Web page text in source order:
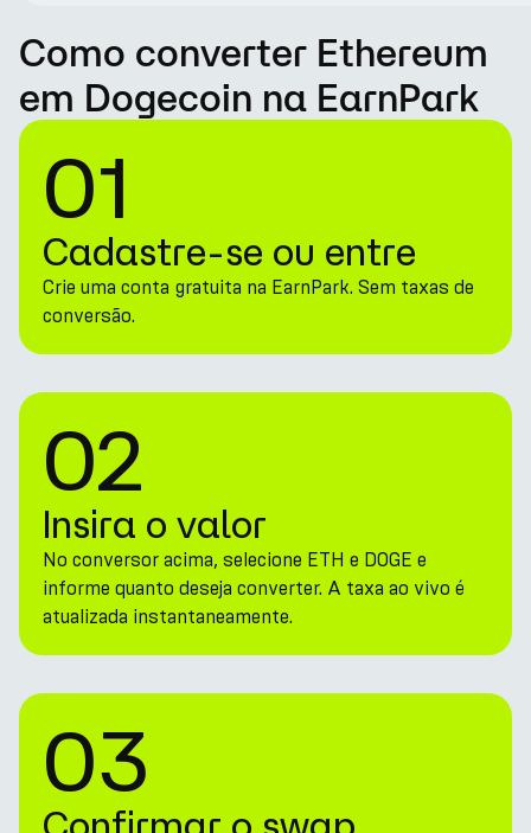
Como converter Ethereum
em Dogecoin na EarnPark
01
Cadastre-se ou entre
Crie uma conta gratuita na EarnPark. Sem taxas de
conversão.
02
Insira o valor
No conversor acima, selecione ETH e DOGE e
informe quanto deseja converter. A taxa ao vivo é
atualizada instantaneamente.
03